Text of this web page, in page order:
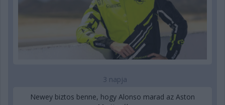
3 napja
Newey biztos benne, hogy Alonso marad az Aston